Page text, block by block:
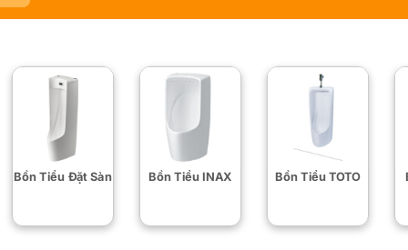
Bồn Tiểu Đặt Sàn Bồn Tiểu INAX Bồn Tiểu TOTO